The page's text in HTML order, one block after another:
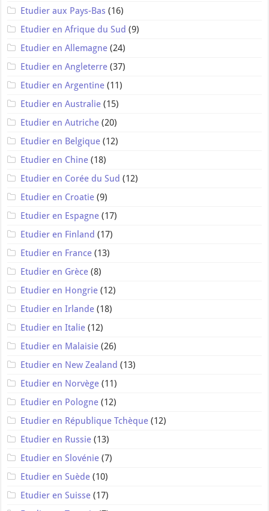
Etudier aux Pays-Bas (16)
Etudier en Afrique du Sud (9)
Etudier en Allemagne (24)
Etudier en Angleterre (37)
Etudier en Argentine (11)
Etudier en Australie (15)
Etudier en Autriche (20)
Etudier en Belgique (12)
Etudier en Chine (18)
Etudier en Corée du Sud (12)
Etudier en Croatie (9)
Etudier en Espagne (17)
Etudier en Finland (17)
Etudier en France (13)
Etudier en Grèce (8)
Etudier en Hongrie (12)
Etudier en Irlande (18)
Etudier en Italie (12)
Etudier en Malaisie (26)
Etudier en New Zealand (13)
Etudier en Norvège (11)
Etudier en Pologne (12)
Etudier en République Tchèque (12)
Etudier en Russie (13)
Etudier en Slovénie (7)
Etudier en Suède (10)
Etudier en Suisse (17)